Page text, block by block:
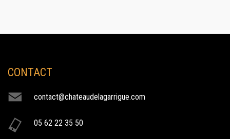
parc du chateau de la garrigue
Le Château de la Garrigue possède un parc de 12 hectares qui
CONTACT
contact@chateaudelagarrigue.com
05 62 22 35 50